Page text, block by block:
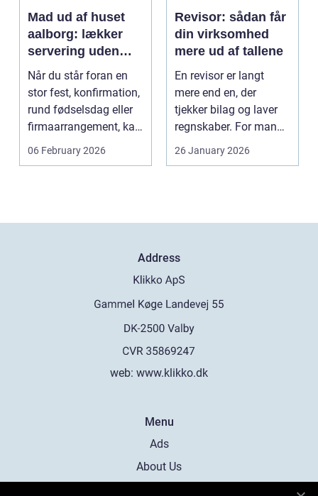
Mad ud af huset
aalborg: lækker
servering uden
stress
Når du står foran en
stor fest, konfirmation,
rund fødselsdag eller
firmaarrangement, kan
planlægnin...
06 February 2026
Revisor: sådan får
din virksomhed
mere ud af tallene
En revisor er langt
mere end en, der
tjekker bilag og laver
regnskaber. For mange
mindre og mellemst...
26 January 2026
Address
web: www.klikko.dk
Menu
Ads
About Us